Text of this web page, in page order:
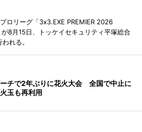
ロリーグ「3x3.EXE PREMIER 2026
8月15日、トッケイセキュリティ平塚総合
れる。
チで2年ぶりに花火大会 全国で中止に
玉も再利用